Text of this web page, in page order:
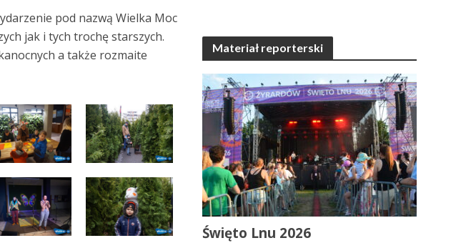
pod nazwą Wielka Moc
jak i tych trochę starszych.
a także rozmaite
Materiał reporterski
Święto Lnu 2026